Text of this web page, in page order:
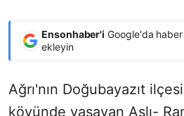
Ensonhaber'i Google'da haber
ekleyin
Ağrı'nın Doğubayazıt
köyünde yaşayan Aslı-